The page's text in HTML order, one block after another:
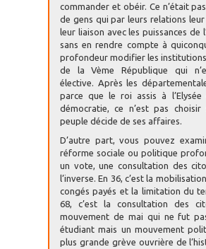
commander et obéir. Ce n’était
de gens qui par leurs relations
leur liaison avec les puissances
sans en rendre compte à
profondeur modifier les
de la Vème République qui
élective. Après les
parce que le roi assis à
démocratie, ce n’est pas
peuple décide de ses affaires.
D’autre part, vous pouvez
réforme sociale ou politique
un vote, une consultation des
l’inverse. En 36, c’est la
congés payés et la limitation du
68, c’est la consultation des
mouvement de mai qui ne fut
étudiant mais un mouvement
plus grande grève ouvrière de